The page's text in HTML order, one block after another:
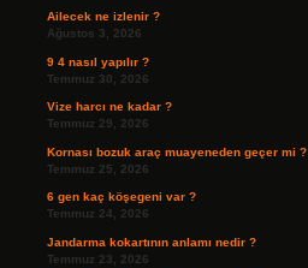
Ailecek ne izlenir ?
Ağustos 3, 2026
9 4 nasıl yapılır ?
Temmuz 30, 2026
Vize harcı ne kadar ?
Temmuz 29, 2026
Kornası bozuk araç muayeneden geçer mi ?
Temmuz 25, 2026
6 gen kaç köşegeni var ?
Temmuz 24, 2026
Jandarma kokartının anlamı nedir ?
Temmuz 23, 2026